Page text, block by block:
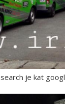
search je kat